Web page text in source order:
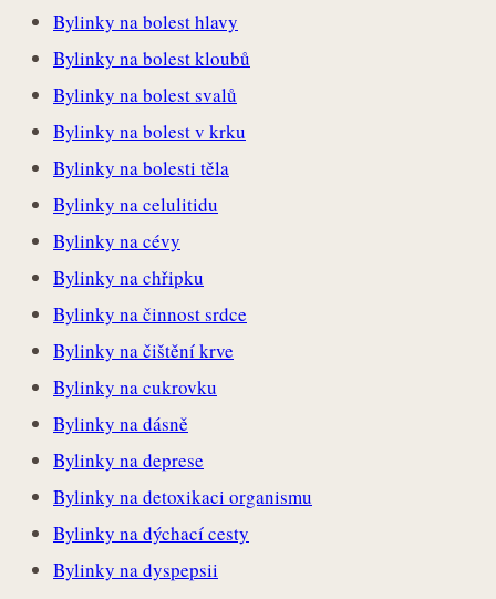
Bylinky na bolest hlavy
Bylinky na bolest kloubů
Bylinky na bolest svalů
Bylinky na bolest v krku
Bylinky na bolesti těla
Bylinky na celulitidu
Bylinky na cévy
Bylinky na chřipku
Bylinky na činnost srdce
Bylinky na čištění krve
Bylinky na cukrovku
Bylinky na dásně
Bylinky na deprese
Bylinky na detoxikaci organismu
Bylinky na dýchací cesty
Bylinky na dyspepsii